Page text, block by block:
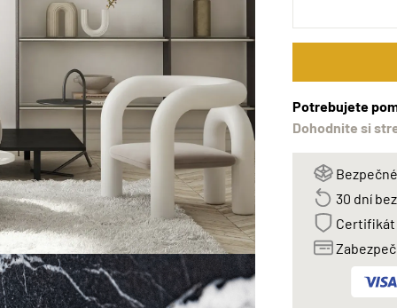
Potrebujete
Dohodnite si
30 dní
Certifikát